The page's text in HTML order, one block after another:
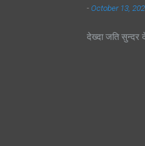
-October 13,
देख्दा जति सुन्दर